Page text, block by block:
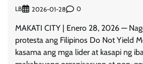
LB 2026-01-28 0
MAKATI CITY | Enero 28, 2026 —
protesta ang Filipinos Do Not Yield
kasama ang mga lider at kasapi ng